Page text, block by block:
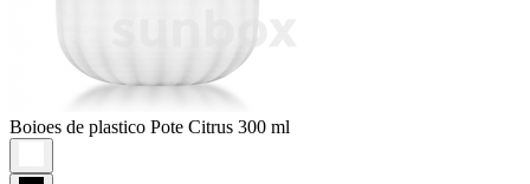
Boioes de plastico Pote Citrus 300 ml